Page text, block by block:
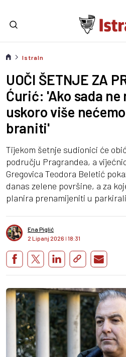
IstraIn
UOČI ŠETNJE ZA
Ćurić: 'Ako sada
uskoro više
braniti'
Tijekom šetnje sudionici će
području Pragrandea, a
Gregovica Teodora Beletić
danas zelene površine, a za
planira prenamijeniti u
Ena Piglić
2 Lipanj 2026 I 18:31